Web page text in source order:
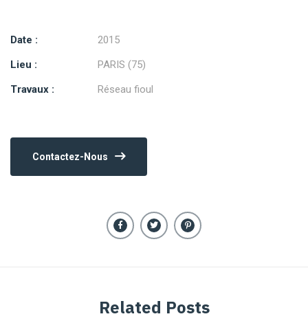
Date :
2015
Lieu :
PARIS (75)
Travaux :
Réseau fioul
Contactez-Nous
Related Posts